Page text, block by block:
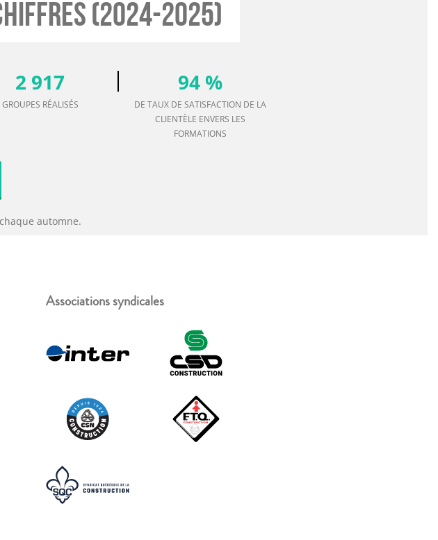
(2024-2025)
2 917
GROUPES RÉALISÉS
94 %
DE TAUX DE SATISFACTION DE LA
CLIENTÈLE ENVERS LES
FORMATIONS
automne.
Associations syndicales